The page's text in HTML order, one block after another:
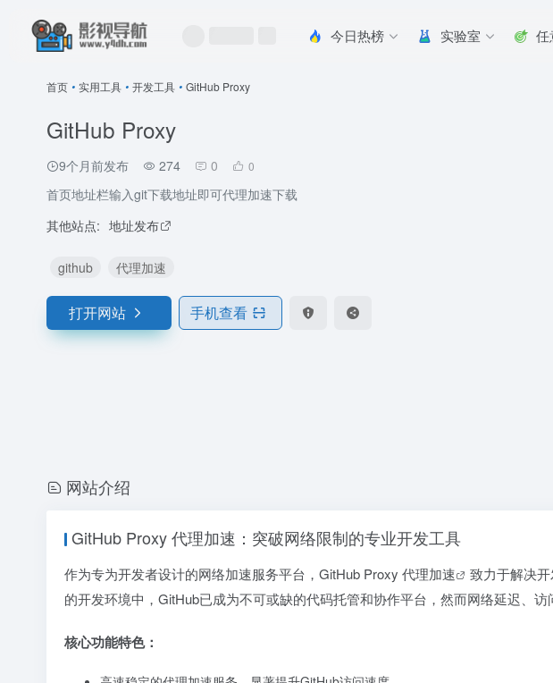
今日热榜 实验室 任
首页 • 实用工具 • 开发工具 • GitHub Proxy
GitHub Proxy
9个月前发布 274 0 0
首页地址栏输入git下载地址即可代理加速下载
其他站点: 地址发布
github 代理加速
打开网站 手机查看
网站介绍
GitHub Proxy 代理加速：突破网络限制的专业开发工具
作为专为开发者设计的网络加速服务平台，GitHub Proxy 代理加速
致力于解决
的开发环境中，GitHub已成为不可或缺的代码托管和协作平台，然而网络延迟、访
核心功能特色：